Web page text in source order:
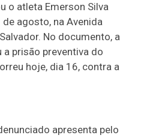
o atleta Emerson Silva
agosto, na Avenida
No documento, a
prisão preventiva do
hoje, dia 16, contra a
apresenta pelo